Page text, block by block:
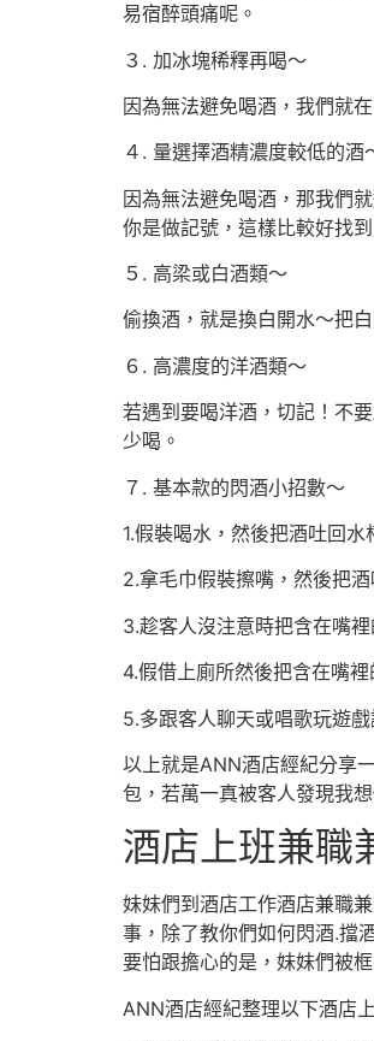
易宿醉頭痛呢。
３. 加冰塊稀釋再喝～
因為無法避免喝酒，我們就
４. 量選擇酒精濃度較低的酒
因為無法避免喝酒，那我們
你是做記號，這樣比較好找
５. 高梁或白酒類～
偷換酒，就是換白開水～把
６. 高濃度的洋酒類～
若遇到要喝洋酒，切記！不
少喝。
７. 基本款的閃酒小招數～
1.假裝喝水，然後把酒吐回
2.拿毛巾假裝擦嘴，然後把
3.趁客人沒注意時把含在嘴
4.假借上廁所然後把含在嘴
5.多跟客人聊天或唱歌玩遊
以上就是ANN酒店經紀分享
包，若萬一真被客人發現我
酒店上班兼職
妹妹們到酒店工作酒店兼職
事，除了教你們如何閃酒.擋
要怕跟擔心的是，妹妹們被
ANN酒店經紀整理以下酒店